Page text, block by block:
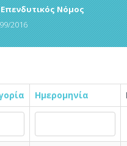
Επενδυτικός Νόμος
2016
Ημερομηνία